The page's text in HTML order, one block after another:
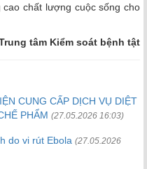
chất lượng cuộc sống cho
tâm Kiểm soát bệnh tật
CUNG CẤP DỊCH VỤ DIỆT
PHẨM (27.05.2026 16:03)
do vi rút Ebola (27.05.2026